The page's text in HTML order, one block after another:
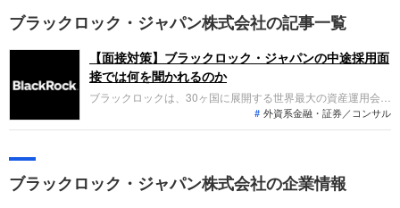
ブラックロック・ジャパン株式会社の記事一覧
【面接対策】ブラックロック・ジャパンの中途採用面
接では何を聞かれるのか
ブラックロックは、30ヶ国に展開する世界最大の資産運用会社
です。その主要運用拠点のひとつであるブラックロック・ジャ
パンへの転職。中途採用面接では、これまでの仕事内容や成
り、転職を成功させましょう。
外資系金融・証券／コンサル
ブラックロック・ジャパン株式会社の企業情報